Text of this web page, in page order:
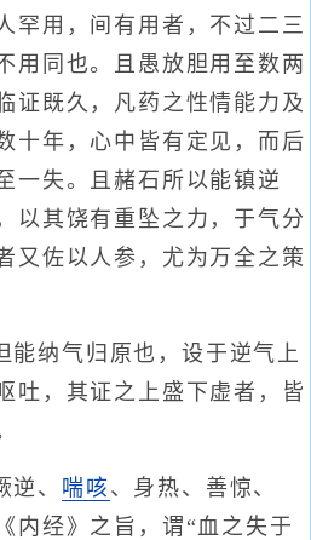
罕用，间有用者，不过二三
用同也。且愚放胆用至数两
证既久，凡药之性情能力及
十年，心中皆有定见，而后
一失。且赭石所以能镇逆
以其饶有重坠之力，于气分
又佐以人参，尤为万全之策
能纳气归原也，设于逆气上
吐，其证之上盛下虚者，皆
逆、 喘咳 、身热、善惊、
内经》之旨，谓“血之失于